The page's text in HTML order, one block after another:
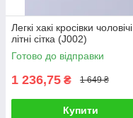
Легкі хакі кросівки чоловічі
літні сітка (J002)
Готово до відправки
1 236,75 ₴ 1 649 ₴
Купити